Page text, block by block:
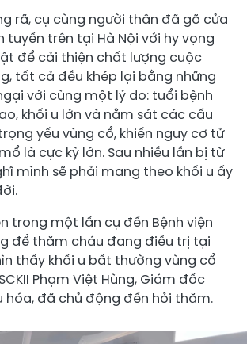
rã, cụ cùng người thân đã gõ cửa
tuyến trên tại Hà Nội với hy vọng
để cải thiện chất lượng cuộc
tất cả đều khép lại bằng những
với cùng một lý do: tuổi bệnh
khối u lớn và nằm sát các cấu
yếu vùng cổ, khiến nguy cơ tử
là cực kỳ lớn. Sau nhiều lần bị từ
mình sẽ phải mang theo khối u ấy
trong một lần cụ đến Bệnh viện
để thăm cháu đang điều trị tại
thấy khối u bất thường vùng cổ
Phạm Việt Hùng, Giám đốc
hóa, đã chủ động đến hỏi thăm.